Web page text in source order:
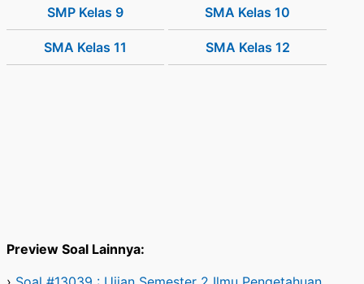
SMP Kelas 9 SMA Kelas 10
SMA Kelas 11 SMA Kelas 12
Preview Soal Lainnya: